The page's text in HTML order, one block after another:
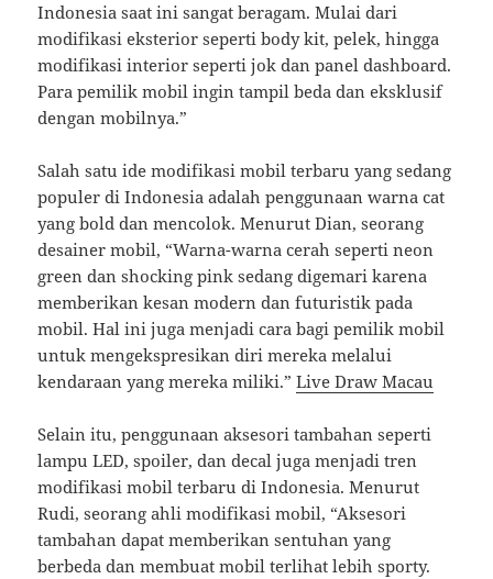
Indonesia saat ini sangat beragam. Mulai dari
modifikasi eksterior seperti body kit, pelek, hingga
modifikasi interior seperti jok dan panel dashboard.
Para pemilik mobil ingin tampil beda dan eksklusif
dengan mobilnya.”
Salah satu ide modifikasi mobil terbaru yang sedang
populer di Indonesia adalah penggunaan warna cat
yang bold dan mencolok. Menurut Dian, seorang
desainer mobil, “Warna-warna cerah seperti neon
green dan shocking pink sedang digemari karena
memberikan kesan modern dan futuristik pada
mobil. Hal ini juga menjadi cara bagi pemilik mobil
untuk mengekspresikan diri mereka melalui
kendaraan yang mereka miliki.”Live Draw Macau
Selain itu, penggunaan aksesori tambahan seperti
lampu LED, spoiler, dan decal juga menjadi tren
modifikasi mobil terbaru di Indonesia. Menurut
Rudi, seorang ahli modifikasi mobil, “Aksesori
tambahan dapat memberikan sentuhan yang
berbeda dan membuat mobil terlihat lebih sporty.